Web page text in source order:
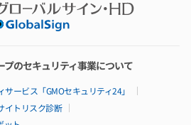
のセキュリティ事業について
ービス「GMOセキュリティ24」
イトリスク診断